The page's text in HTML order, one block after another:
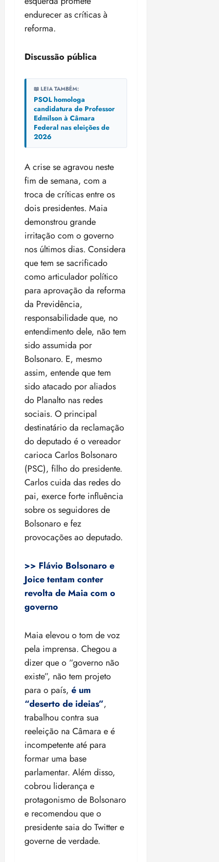
endurecer as críticas à
reforma.
Discussão pública
📖 LEIA TAMBÉM:
PSOL homologa
candidatura de Professor
Edmilson à Câmara
Federal nas eleições de
2026
A crise se agravou neste
fim de semana, com a
troca de críticas entre os
dois presidentes. Maia
demonstrou grande
irritação com o governo
nos últimos dias. Considera
que tem se sacrificado
como articulador político
para aprovação da reforma
da Previdência,
responsabilidade que, no
entendimento dele, não tem
sido assumida por
Bolsonaro. E, mesmo
assim, entende que tem
sido atacado por aliados
do Planalto nas redes
sociais. O principal
destinatário da reclamação
do deputado é o vereador
carioca Carlos Bolsonaro
(PSC), filho do presidente.
Carlos cuida das redes do
pai, exerce forte influência
sobre os seguidores de
Bolsonaro e fez
provocações ao deputado.
>> Flávio Bolsonaro e
Joice tentam conter
revolta de Maia com o
governo
Maia elevou o tom de voz
pela imprensa. Chegou a
dizer que o “governo não
existe”, não tem projeto
para o país, é um
“deserto de ideias”,
trabalhou contra sua
reeleição na Câmara e é
incompetente até para
formar uma base
parlamentar. Além disso,
cobrou liderança e
protagonismo de Bolsonaro
e recomendou que o
presidente saia do Twitter e
governe de verdade.